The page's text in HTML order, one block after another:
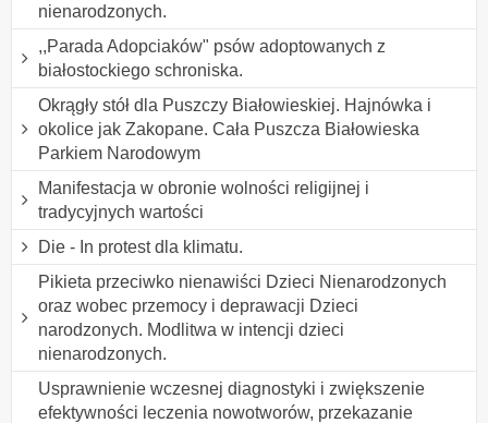
nienarodzonych.
,,Parada Adopciaków" psów adoptowanych z
białostockiego schroniska.
Okrągły stół dla Puszczy Białowieskiej. Hajnówka i
okolice jak Zakopane. Cała Puszcza Białowieska
Parkiem Narodowym
Manifestacja w obronie wolności religijnej i
tradycyjnych wartości
Die - In protest dla klimatu.
Pikieta przeciwko nienawiści Dzieci Nienarodzonych
oraz wobec przemocy i deprawacji Dzieci
narodzonych. Modlitwa w intencji dzieci
nienarodzonych.
Usprawnienie wczesnej diagnostyki i zwiększenie
efektywności leczenia nowotworów, przekazanie